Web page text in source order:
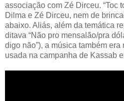
associação com Zé Dirceu. “Toc
Dilma e Zé Dirceu, nem de
abaixo. Aliás, além da temática
ditava “Não pro mensalão/pra
digo não”), a música também era
usada na campanha de Kassab